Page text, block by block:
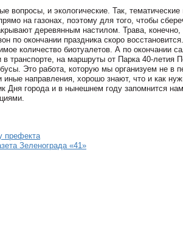
вопросы, и экологические. Так,
на газонах, поэтому для того, чтобы
деревянным настилом. Трава,
по окончании праздника скоро
количество биотуалетов. А по окончании
в транспорте, на маршруты от Парка 40-летия
Это работа, которую мы организуем не в
направления, хорошо знают, что и как
Дня города и в нынешнем году запомнится
префекта
Зеленограда «41»